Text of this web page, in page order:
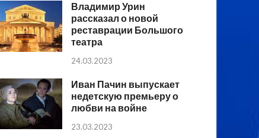
Владимир Урин
рассказал о новой
реставрации Большого
театра
24.03.2023
Иван Пачин выпускает
недетскую премьеру о
любви на войне
23.03.2023